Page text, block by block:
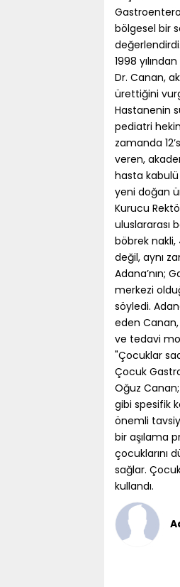
bölgesel bir
değerlendirdi.
1998
Dr. Canan,
ürettiğini
Hastanenin
pediatri
zamanda
veren,
hasta kabulü
yeni doğan
Kurucu
uluslararası
böbrek nakli,
değil, aynı
Adana’nın;
merkezi
söyledi.
eden
ve tedavi
"Çocuklar
Çocuk
Oğuz
gibi spesifik
önemli
bir aşılama
çocuklarını
sağlar.
kullandı.